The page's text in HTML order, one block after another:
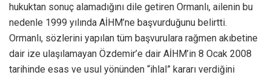
hukuktan sonuç alamadığını dile getiren Ormanlı, ailenin bu
nedenle 1999 yılında AİHM’ne başvurduğunu belirtti.
Ormanlı, sözlerini yapılan tüm başvurulara rağmen akıbetine
dair ize ulaşılamayan Özdemir’e dair AİHM’in 8 Ocak 2008
tarihinde esas ve usul yönünden “ihlal” kararı verdiğini